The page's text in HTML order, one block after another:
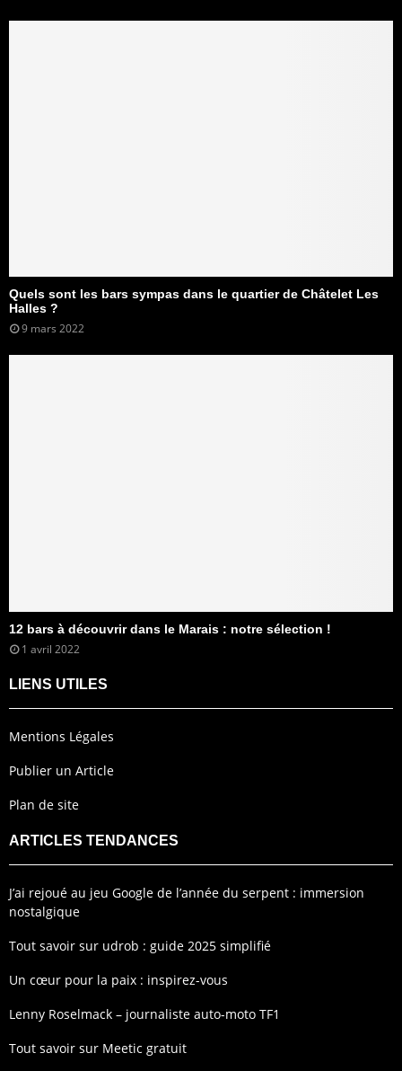
Quels sont les bars sympas dans le quartier de Châtelet Les
Halles ?
9 mars 2022
12 bars à découvrir dans le Marais : notre sélection !
1 avril 2022
LIENS UTILES
Mentions Légales
Publier un Article
Plan de site
ARTICLES TENDANCES
J’ai rejoué au jeu Google de l’année du serpent : immersion
nostalgique
Tout savoir sur udrob : guide 2025 simplifié
Un cœur pour la paix : inspirez-vous
Lenny Roselmack – journaliste auto-moto TF1
Tout savoir sur Meetic gratuit